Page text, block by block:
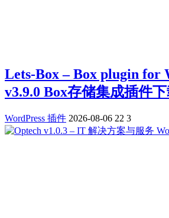
Lets-Box – Box plugin for
v3.9.0 Box存储集成插件
WordPress 插件 2026-08-06 22 3